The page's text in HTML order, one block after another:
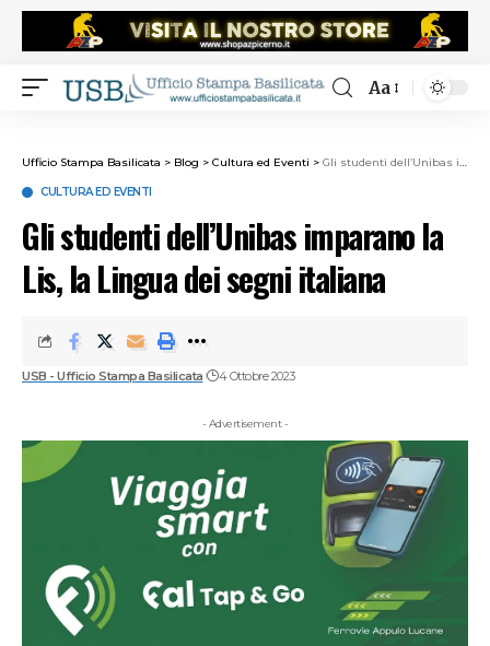
Aa
Ufficio Stampa Basilicata > Blog > Cultura ed Eventi > Gli studenti dell’Unibas imparano la Lis, la Lingua dei segni italiana
CULTURA ED EVENTI
Gli studenti dell’Unibas imparano la
Lis, la Lingua dei segni italiana
USB - Ufficio Stampa Basilicata 4 Ottobre 2023
- Advertisement -